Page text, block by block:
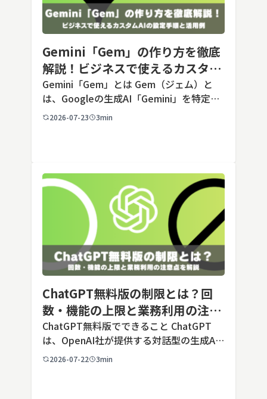
Gemini「Gem」の作り方を徹底
解説！ビジネスで使えるカスタム
AIの設定手順と活用例
Gemini「Gem」とは Gem（ジェム）と
は、Googleの生成AI「Gemini」を特定の
用途に合わせてカスタマイズできる機能で
2026-07-23 3min
ChatGPT無料版の制限とは？回
数・機能の上限と業務利用の注意
点を解説【2026年最新】
ChatGPT無料版でできること ChatGPT
は、OpenAI社が提供する対話型の生成AI
サービスです。アカウントを登録すれば無
2026-07-22 3min